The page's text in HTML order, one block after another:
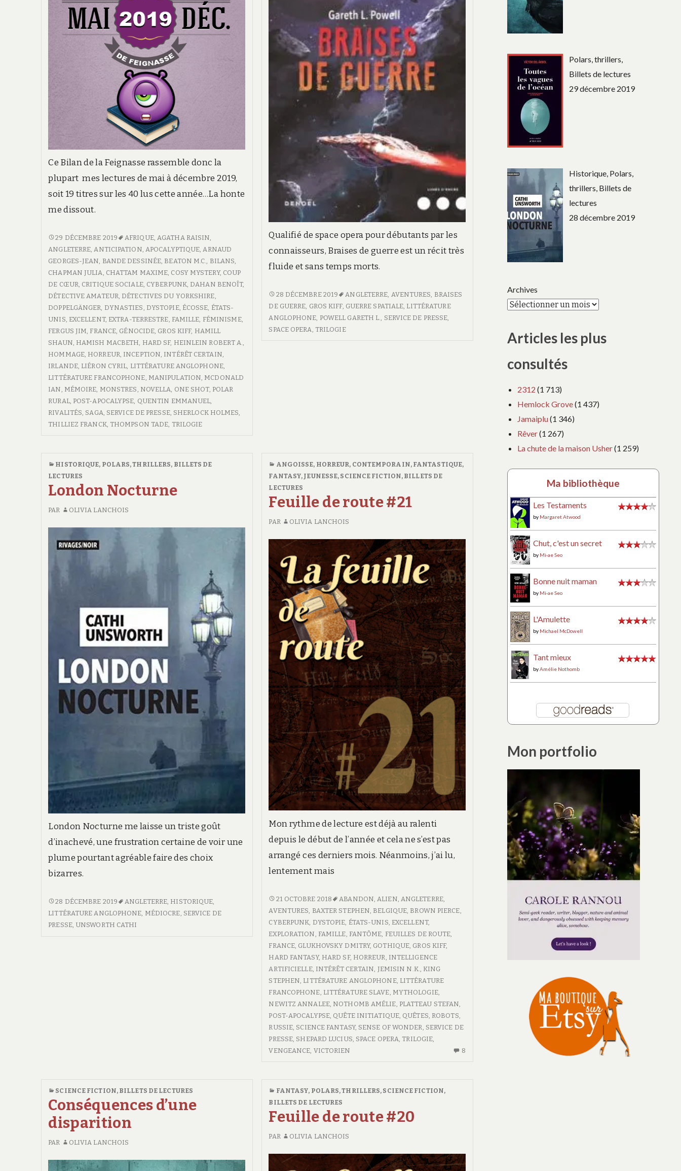
Ce Bilan de la Feignasse rassemble donc la
plupart mes lectures de mai à décembre 2019,
soit 19 titres sur les 40 lus cette année…La honte
me dissout.
BILAN
DE
FEIGNASSE
–
2019
29 DÉCEMBRE 2019 AFRIQUE,AGATHA RAISIN,
ANGLETERRE,ANTICIPATION, APOCALYPTIQUE,ARNAUD
GEORGES-JEAN, BANDE DESSINÉE, BEATON M.C., BILANS,
CHAPMAN JULIA, CHATTAM MAXIME, COSY MYSTERY, COUP
DE CŒUR, CRITIQUE SOCIALE, CYBERPUNK, DAHAN BENOÎT,
DÉTECTIVE AMATEUR, DÉTECTIVES DU YORKSHIRE,
DOPPELGÄNGER, DYNASTIES, DYSTOPIE, ÉCOSSE, ÉTATS-
UNIS, EXCELLENT, EXTRA-TERRESTRE, FAMILLE, FÉMINISME,
FERGUS JIM, FRANCE, GÉNOCIDE, GROS KIFF, HAMILL
SHAUN, HAMISH MACBETH, HARD SF, HEINLEIN ROBERT A.,
HOMMAGE, HORREUR, INCEPTION, INTÉRÊT CERTAIN,
IRLANDE, LIÉRON CYRIL, LITTÉRATURE ANGLOPHONE,
LITTÉRATURE FRANCOPHONE, MANIPULATION, MCDONALD
IAN, MÉMOIRE, MONSTRES, NOVELLA, ONE SHOT, POLAR
RURAL, POST-APOCALYPSE, QUENTIN EMMANUEL,
RIVALITÉS, SAGA, SERVICE DE PRESSE, SHERLOCK HOLMES,
THILLIEZ FRANCK, THOMPSON TADE, TRILOGIE
Qualifié de space opera pour débutants par les
connaisseurs, Braises de guerre est un récit très
fluide et sans temps morts.
<SPAN
CLASS="ENTRY-
TITLE-
PRIMARY">BRAISES
28 DÉCEMBRE 2019 ANGLETERRE, AVENTURES, BRAISES
DE GUERRE, GROS KIFF, GUERRE SPATIALE, LITTÉRATURE
ANGLOPHONE, POWELL GARETH L., SERVICE DE PRESSE,
SPACE OPERA, TRILOGIE
HISTORIQUE, POLARS, THRILLERS, BILLETS DE
LECTURES
London Nocturne
PAR OLIVIA LANCHOIS
London Nocturne me laisse un triste goût
d’inachevé, une frustration certaine de voir une
plume pourtant agréable faire des choix
bizarres.
LONDON
NOCTURNE
28 DÉCEMBRE 2019 ANGLETERRE, HISTORIQUE,
LITTÉRATURE ANGLOPHONE, MÉDIOCRE, SERVICE DE
PRESSE, UNSWORTH CATHI
ANGOISSE, HORREUR, CONTEMPORAIN, FANTASTIQUE,
FANTASY, JEUNESSE, SCIENCE FICTION, BILLETS DE
LECTURES
Feuille de route #21
PAR OLIVIA LANCHOIS
Mon rythme de lecture est déjà au ralenti
depuis le début de l’année et cela ne s’est pas
arrangé ces derniers mois. Néanmoins, j’ai lu,
lentement mais
FEUILLE
DE
ROUTE
#21
21 OCTOBRE 2018 ABANDON ALIEN ANGLETERRE,
AVENTURES BAXTER STEPHEN BELGIQUE BROWN PIERCE
CYBERPUNK DYSTOPIE ÉTATS-UNIS EXCELLENT,
EXPLORATION FAMILLE FANTÔME FEUILLES DE ROUTE
FRANCE GLUKHOVSKY DMITRY, GOTHIQUE GROS KIFF,
HARD FANTASY, HARD SF, HORREUR INTELLIGENCE
ARTIFICIELLE, INTÉRÊT CERTAIN JEMISIN N.K.
KING
STEPHEN LITTÉRATURE ANGLOPHONE, LITTÉRATURE
FRANCOPHONE LITTÉRATURE SLAVE MYTHOLOGIE,
NEWITZ ANNALEE, NOTHOMB AMÉLIE PLATTEAU STEFAN
POST-APOCALYPSE, QUÊTE INITIATIQUE, QUÊTES ROBOTS
RUSSIE SCIENCE FANTASY, SENSE OF WONDER SERVICE DE
PRESSE SHEPARD LUCIUS SPACE OPERA TRILOGIE
VENGEANCE VICTORIEN 8
SCIENCE FICTION, BILLETS DE LECTURES
Conséquences d’une
disparition
PAR OLIVIA LANCHOIS
FANTASY, POLARS, THRILLERS, SCIENCE FICTION,
BILLETS DE LECTURES
Feuille de route #20
PAR OLIVIA LANCHOIS
Polars, thrillers,
Billets de lectures
29 décembre 2019
Historique, Polars,
thrillers, Billets de
lectures
28 décembre 2019
Archives
Articles les plus
consultés
2312 (1 713)
Hemlock Grove(1 437)
Jamaiplu(1 346)
Rêver(1 267)
La chute de la maison Usher(1 259)
Ma bibliothèque
Les Testaments
by Margaret Atwood
Chut, c'est un secret
by Mi-ae Seo
Bonne nuit maman
by Mi-ae Seo
L'Amulette
by Michael McDowell
Tant mieux
byAmélie Nothomb
Mon portfolio